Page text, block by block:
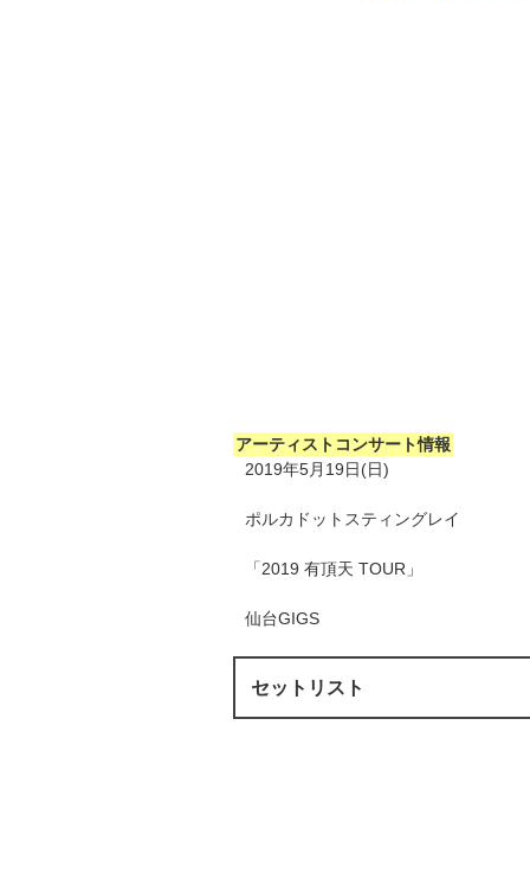
アーティストコンサート情報
2019年5月19日(日)
ポルカドットスティングレイ
「2019 有頂天 TOUR」
仙台GIGS
セットリスト